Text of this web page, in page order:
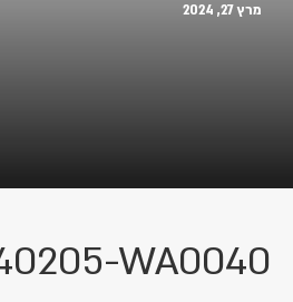
מרץ 27, 2024
WA0040